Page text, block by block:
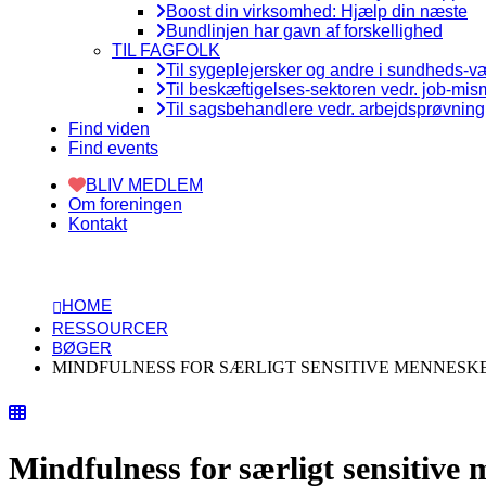
Boost din virksomhed: Hjælp din næste
Bundlinjen har gavn af forskellighed
TIL FAGFOLK
Til sygeplejersker og andre i sundheds-
Til beskæftigelses-sektoren vedr. job-
Til sagsbehandlere vedr. arbejdsprøvning
Find viden
Find events
BLIV MEDLEM
Om foreningen
Kontakt
HOME
RESSOURCER
BØGER
MINDFULNESS FOR SÆRLIGT SENSITIVE
Mindfulness for særligt sensitive